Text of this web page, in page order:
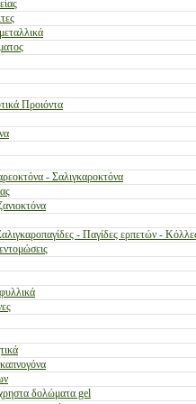
Προιόντα
- Σαλιγκαροκτόνα
- Παγίδες ερπετών -
δολώματα gel